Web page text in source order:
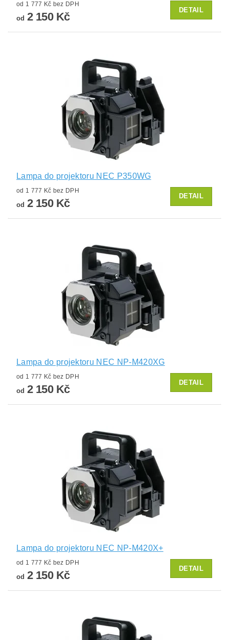
od 1 777 Kč bez DPH
od 2 150 Kč
DETAIL
Lampa do projektoru NEC P350WG
od 1 777 Kč bez DPH
od 2 150 Kč
DETAIL
Lampa do projektoru NEC NP-M420XG
od 1 777 Kč bez DPH
od 2 150 Kč
DETAIL
Lampa do projektoru NEC NP-M420X+
od 1 777 Kč bez DPH
od 2 150 Kč
DETAIL